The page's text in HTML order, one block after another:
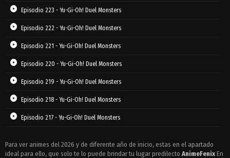
Episodio 223 - Yu-Gi-Oh! Duel Monsters
Episodio 222 - Yu-Gi-Oh! Duel Monsters
Episodio 221 - Yu-Gi-Oh! Duel Monsters
Episodio 220 - Yu-Gi-Oh! Duel Monsters
Episodio 219 - Yu-Gi-Oh! Duel Monsters
Episodio 218 - Yu-Gi-Oh! Duel Monsters
Episodio 217 - Yu-Gi-Oh! Duel Monsters
Episodio 215 - Yu-Gi-Oh! Duel Monsters
Para ver animes del 2026 y de diferente año de inicio, estas en el apartado
ideal para ello, que solo te lo puede brindar tu lugar predilecto AnimeFenix En